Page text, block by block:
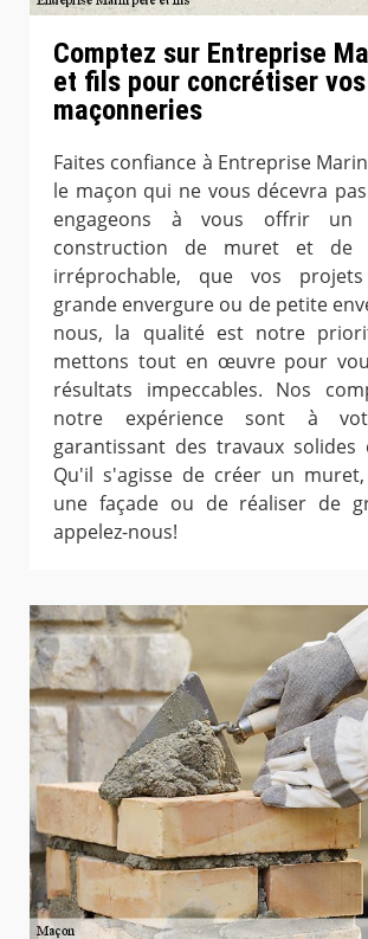
Comptez sur Entreprise
et fils pour concrétiser vos
maçonneries
Faites confiance à Entreprise
le maçon qui ne vous décevra
engageons à vous offrir un
construction de muret et de
irréprochable, que vos
grande envergure ou de petite
nous, la qualité est notre
mettons tout en œuvre pour
résultats impeccables. Nos
notre expérience sont à
garantissant des travaux solides
Qu'il s'agisse de créer un
une façade ou de réaliser de
appelez-nous!